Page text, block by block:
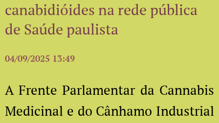
canabidióides na rede pública
de Saúde paulista
04/09/2025 13:49
A Frente Parlamentar da Cannabis
Medicinal e do Cânhamo Industrial